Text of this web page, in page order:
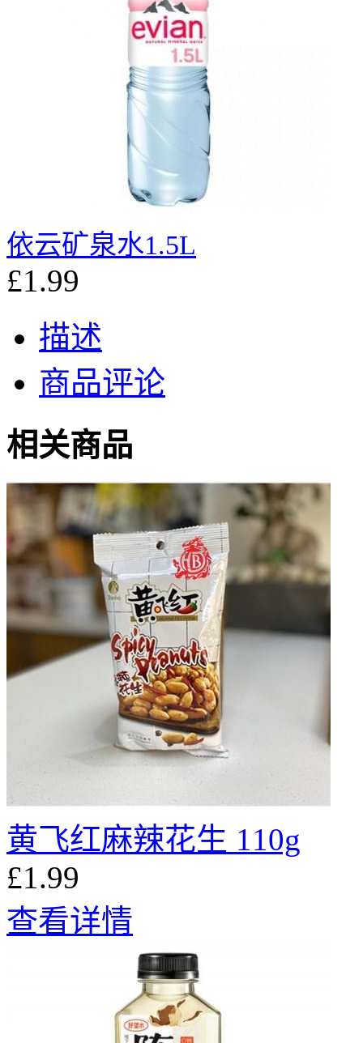
依云矿泉水1.5L
£1.99
描述
商品评论
相关商品
黄飞红麻辣花生 110g
£1.99
查看详情